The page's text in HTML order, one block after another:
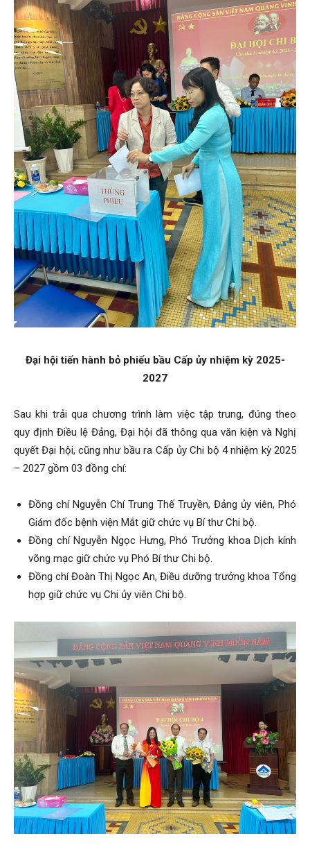
Đại hội tiến hành bỏ phiếu bầu Cấp ủy nhiệm kỳ 2025-
2027
Sau khi trải qua chương trình làm việc tập trung, đúng theo
quy định Điều lệ Đảng, Đại hội đã thông qua văn kiện và Nghị
quyết Đại hội, cũng như bầu ra Cấp ủy Chi bộ 4 nhiệm kỳ 2025
– 2027 gồm 03 đồng chí:
Đồng chí Nguyễn Chí Trung Thế Truyền, Đảng ủy viên, Phó
Giám đốc bệnh viện Mắt giữ chức vụ Bí thư Chi bộ.
Đồng chí Nguyễn Ngọc Hưng, Phó Trưởng khoa Dịch kính
võng mạc giữ chức vụ Phó Bí thư Chi bộ.
Đồng chí Đoàn Thị Ngọc An, Điều dưỡng trưởng khoa Tổng
hợp giữ chức vụ Chi ủy viên Chi bộ.